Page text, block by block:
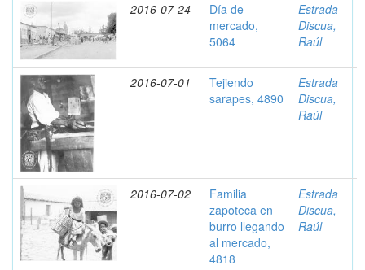
2016-07-24
Día de
mercado,
5064
Estrada
Discua,
Raúl
2016-07-01
Tejiendo
sarapes, 4890
Estrada
Discua,
Raúl
2016-07-02
Familia
zapoteca en
burro llegando
al mercado,
4818
Estrada
Discua,
Raúl